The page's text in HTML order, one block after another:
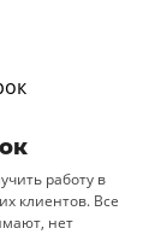
работу в
клиентов. Все
нет